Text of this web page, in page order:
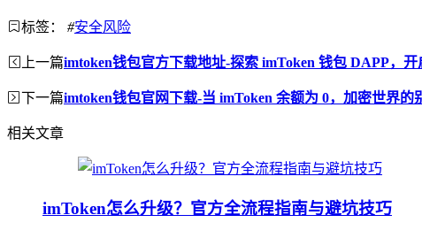
标签： #安全风险
上一篇imtoken钱包官方下载地址-探索 imToken 钱包 DAPP，开
下一篇imtoken钱包官网下载-当 imToken 余额为 0，加密世界的
相关文章
imToken怎么升级？官方全流程指南与避坑技巧